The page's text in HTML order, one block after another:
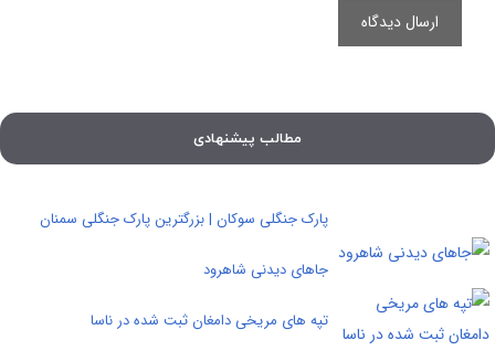
مطالب پیشنهادی
پارک جنگلی سوکان | بزرگترین پارک جنگلی سمنان
جاهای دیدنی شاهرود
تپه های مریخی دامغان ثبت شده در ناسا